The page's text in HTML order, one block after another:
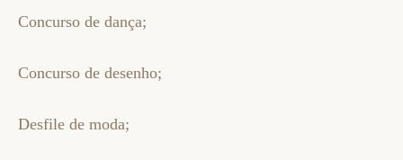
Concurso de dança;
Concurso de desenho;
Desfile de moda;